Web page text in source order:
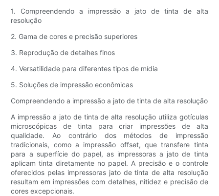
1. Compreendendo a impressão a jato de tinta de alta
resolução
2. Gama de cores e precisão superiores
3. Reprodução de detalhes finos
4. Versatilidade para diferentes tipos de mídia
5. Soluções de impressão econômicas
Compreendendo a impressão a jato de tinta de alta resolução
A impressão a jato de tinta de alta resolução utiliza gotículas
microscópicas de tinta para criar impressões de alta
qualidade. Ao contrário dos métodos de impressão
tradicionais, como a impressão offset, que transfere tinta
para a superfície do papel, as impressoras a jato de tinta
aplicam tinta diretamente no papel. A precisão e o controle
oferecidos pelas impressoras jato de tinta de alta resolução
resultam em impressões com detalhes, nitidez e precisão de
cores excepcionais.